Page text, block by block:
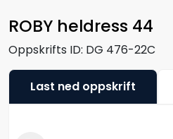
ROBY heldress 44
Oppskrifts ID: DG 476-22C
Last ned oppskrift